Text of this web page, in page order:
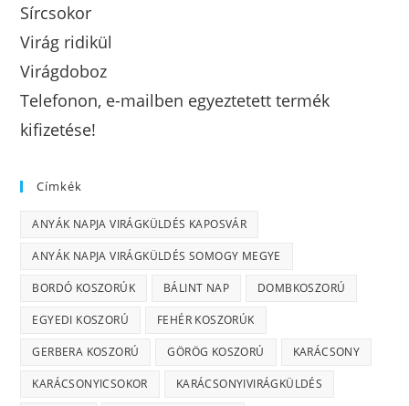
Sírcsokor
Virág ridikül
Virágdoboz
Telefonon, e-mailben egyeztetett termék
kifizetése!
Címkék
ANYÁK NAPJA VIRÁGKÜLDÉS KAPOSVÁR
ANYÁK NAPJA VIRÁGKÜLDÉS SOMOGY MEGYE
BORDÓ KOSZORÚK BÁLINT NAP DOMBKOSZORÚ
EGYEDI KOSZORÚ FEHÉR KOSZORÚK
GERBERA KOSZORÚ GÖRÖG KOSZORÚ KARÁCSONY
KARÁCSONYICSOKOR KARÁCSONYIVIRÁGKÜLDÉS